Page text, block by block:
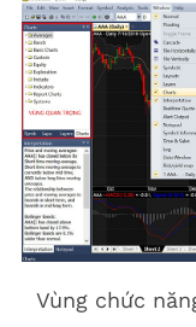
Vùng chức